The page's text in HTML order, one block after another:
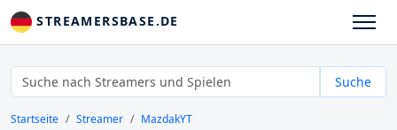
STREAMERSBASE.DE
Suche
Startseite Streamer MazdakYT